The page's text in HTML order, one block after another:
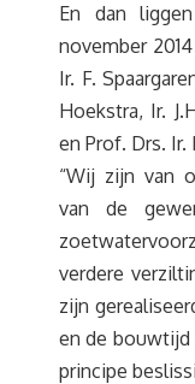
En dan
november
Ir. F.
Hoekstra, Ir.
en Prof. Drs.
“Wij zijn van
van de
verdere
zijn
en de
principe